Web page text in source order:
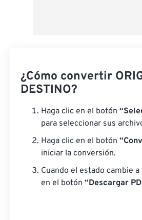
¿Cómo convertir
DESTINO?
Haga clic en el botón
para seleccionar sus
Haga clic en el botón
iniciar la conversión.
Cuando el estado cambie a
en el botón “Descargar